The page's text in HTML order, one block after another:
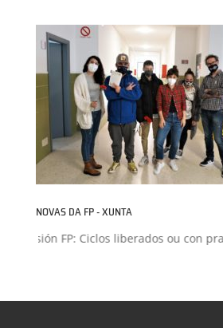
NOVAS DA FP - XUNTA
FP: Ciclos liberados ou con